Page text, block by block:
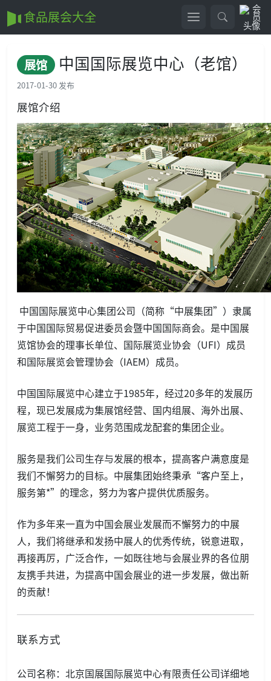
食品展会大全
展馆 中国国际展览中心（老馆）
2017-01-30 发布
展馆介绍
中国国际展览中心集团公司（简称“中展集团”）隶属
于中国国际贸易促进委员会暨中国国际商会。是中国展
览馆协会的理事长单位、国际展览业协会（UFI）成员
和国际展览会管理协会（IAEM）成员。
中国国际展览中心建立于1985年，经过20多年的发展历
程，现已发展成为集展馆经营、国内组展、海外出展、
展览工程于一身，业务范围成龙配套的集团企业。
服务是我们公司生存与发展的根本，提高客户满意度是
我们不懈努力的目标。中展集团始终秉承“客户至上，
服务第*”的理念，努力为客户提供优质服务。
作为多年来一直为中国会展业发展而不懈努力的中展
人，我们将继承和发扬中展人的优秀传统，锐意进取，
再接再厉，广泛合作，一如既往地与会展业界的各位朋
友携手共进，为提高中国会展业的进一步发展，做出新
的贡献！
联系方式
公司名称：北京国展国际展览中心有限责任公司详细地